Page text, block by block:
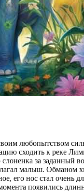
любопытством
сходить к реке
за заданный
малыш.
его нос стал очень
появились